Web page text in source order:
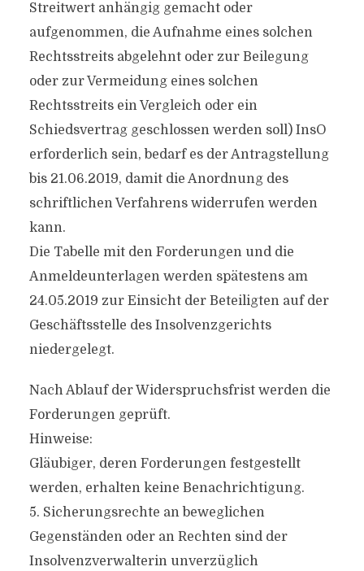
Streitwert anhängig gemacht oder
aufgenommen, die Aufnahme eines solchen
Rechtsstreits abgelehnt oder zur Beilegung
oder zur Vermeidung eines solchen
Rechtsstreits ein Vergleich oder ein
Schiedsvertrag geschlossen werden soll) InsO
erforderlich sein, bedarf es der Antragstellung
bis 21.06.2019, damit die Anordnung des
schriftlichen Verfahrens widerrufen werden
kann.
Die Tabelle mit den Forderungen und die
Anmeldeunterlagen werden spätestens am
24.05.2019 zur Einsicht der Beteiligten auf der
Geschäftsstelle des Insolvenzgerichts
niedergelegt.
Nach Ablauf der Widerspruchsfrist werden die
Forderungen geprüft.
Hinweise:
Gläubiger, deren Forderungen festgestellt
werden, erhalten keine Benachrichtigung.
5. Sicherungsrechte an beweglichen
Gegenständen oder an Rechten sind der
Insolvenzverwalterin unverzüglich